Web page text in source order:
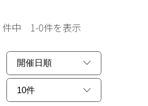
件中 1-0件を表示